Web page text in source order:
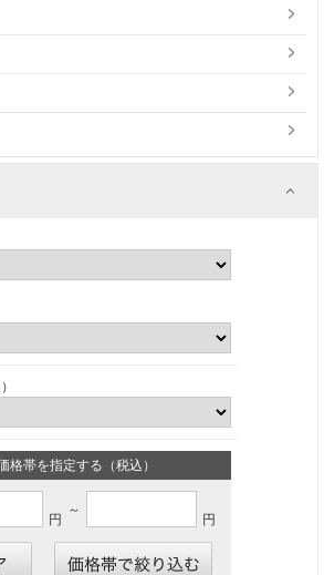
格帯を指定する（税込）
円
～
円